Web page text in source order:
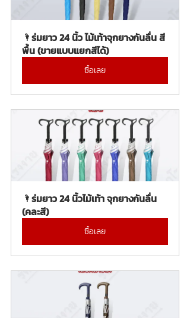
🌂ร่มยาว 24 นิ้ว ไม้เท้าจุกยางกันลื่น สี
พื้น (ขายแบบแยกสีได้)
ซื้อเลย
🌂ร่มยาว 24 นิ้วไม้เท้า จุกยางกันลื่น
(คละสี)
ซื้อเลย